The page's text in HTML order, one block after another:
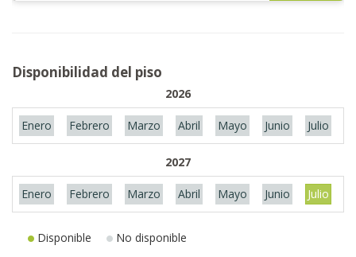
Disponibilidad del piso
2026
Enero Febrero Marzo Abril Mayo Junio Julio
2027
Enero Febrero Marzo Abril Mayo Junio Julio
Disponible No disponible